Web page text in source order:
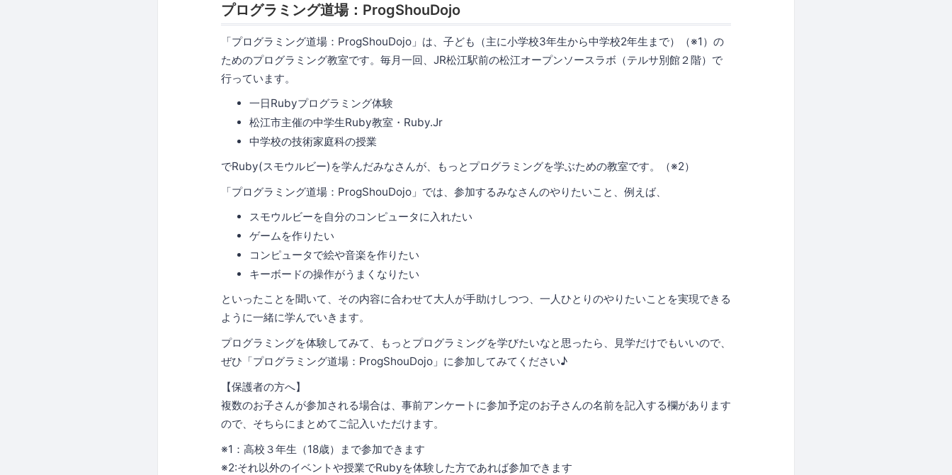
プログラミング道場：ProgShouDojo
「プログラミング道場：ProgShouDojo」は、子ども（主に小学校3年生から中学校2年生まで）（※1）の
ためのプログラミング教室です。毎月一回、JR松江駅前の松江オープンソースラボ（テルサ別館２階）で
行っています。
一日Rubyプログラミング体験
松江市主催の中学生Ruby教室・Ruby.Jr
中学校の技術家庭科の授業
でRuby(スモウルビー)を学んだみなさんが、もっとプログラミングを学ぶための教室です。（※2）
「プログラミング道場：ProgShouDojo」では、参加するみなさんのやりたいこと、例えば、
スモウルビーを自分のコンピュータに入れたい
ゲームを作りたい
コンピュータで絵や音楽を作りたい
キーボードの操作がうまくなりたい
といったことを聞いて、その内容に合わせて大人が手助けしつつ、一人ひとりのやりたいことを実現できる
ように一緒に学んでいきます。
プログラミングを体験してみて、もっとプログラミングを学びたいなと思ったら、見学だけでもいいので、
ぜひ「プログラミング道場：ProgShouDojo」に参加してみてください♪
【保護者の方へ】
複数のお子さんが参加される場合は、事前アンケートに参加予定のお子さんの名前を記入する欄があります
ので、そちらにまとめてご記入いただけます。
※1：高校３年生（18歳）まで参加できます
※2:それ以外のイベントや授業でRubyを体験した方であれば参加できます